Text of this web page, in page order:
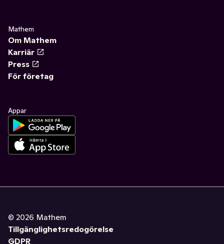
Mathem
Om Mathem
Karriär
Press
För företag
Appar
© 2026 Mathem
Tillgänglighetsredogörelse
GDPR